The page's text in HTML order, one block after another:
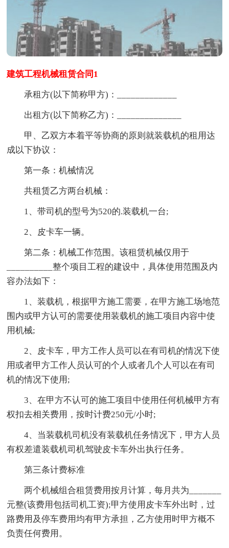
建筑工程机械租赁合同1
承租方(以下简称甲方)：_____________
出租方(以下简称乙方)：______________
甲、乙双方本着平等协商的原则就装载机的租用达
成以下协议：
第一条：机械情况
共租赁乙方两台机械：
1、带司机的型号为520的.装载机一台;
2、皮卡车一辆。
第二条：机械工作范围。该租赁机械仅用于
__________整个项目工程的建设中，具体使用范围及内
容办法如下：
1、装载机，根据甲方施工需要，在甲方施工场地范
围内或甲方认可的需要使用装载机的施工项目内容中使
用机械;
2、皮卡车，甲方工作人员可以在有司机的情况下使
用或者甲方工作人员认可的个人或者几个人可以在有司
机的情况下使用;
3、在甲方不认可的施工项目中使用任何机械甲方有
权扣去相关费用，按时计费250元/小时;
4、当装载机司机没有装载机任务情况下，甲方人员
有权差遣装载机司机驾驶皮卡车外出执行任务。
第三条计费标准
两个机械组合租赁费用按月计算，每月共为_______
元整(该费用包括司机工资);甲方使用皮卡车外出时，过
路费用及停车费用均有甲方承担，乙方使用时甲方概不
负责任何费用。